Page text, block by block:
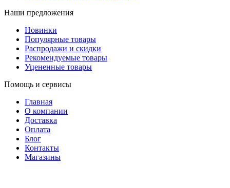
Наши предложения
Новинки
Популярные товары
Распродажи и скидки
Рекомендуемые товары
Уцененные товары
Помощь и сервисы
Главная
О компании
Доставка
Оплата
Блог
Контакты
Магазины